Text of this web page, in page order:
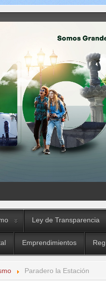
Ley de Transparencia
Emprendimientos
Paradero la Estación